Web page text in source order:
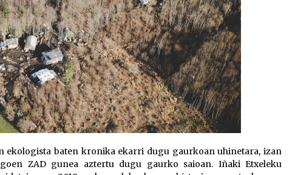
SOINUGELA: Paul McCartney eta
Ringo Starr-en lan berriak
2026/07/03
ekologista baten kronika ekarri dugu gaurkoan uhinetara, izan
ZAD gunea aztertu dugu gaurko saioan. Iñaki Etxeleku